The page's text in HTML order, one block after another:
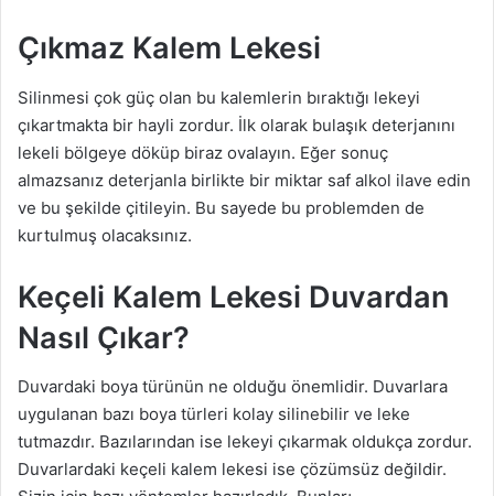
Çıkmaz Kalem Lekesi
Silinmesi çok güç olan bu kalemlerin bıraktığı lekeyi
çıkartmakta bir hayli zordur. İlk olarak bulaşık deterjanını
lekeli bölgeye döküp biraz ovalayın. Eğer sonuç
almazsanız deterjanla birlikte bir miktar saf alkol ilave edin
ve bu şekilde çitileyin. Bu sayede bu problemden de
kurtulmuş olacaksınız.
Keçeli Kalem Lekesi Duvardan
Nasıl Çıkar?
Duvardaki boya türünün ne olduğu önemlidir. Duvarlara
uygulanan bazı boya türleri kolay silinebilir ve leke
tutmazdır. Bazılarından ise lekeyi çıkarmak oldukça zordur.
Duvarlardaki keçeli kalem lekesi ise çözümsüz değildir.